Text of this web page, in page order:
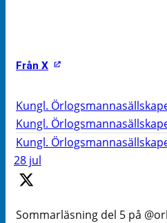
Från X
Kungl.
Kungl.
Kungl.
28 jul
Sommarläsning del 5 på